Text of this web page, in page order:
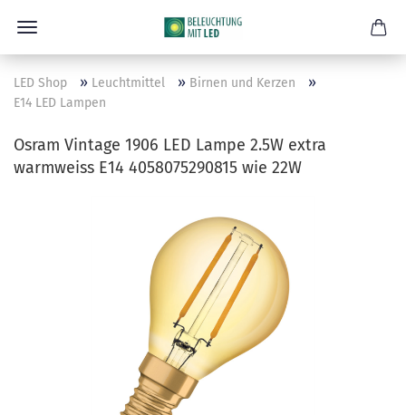
LED Shop » Leuchtmittel » Birnen und Kerzen »
E14 LED Lampen
Osram Vintage 1906 LED Lampe 2.5W extra
warmweiss E14 4058075290815 wie 22W